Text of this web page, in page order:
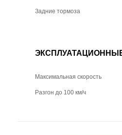
Задние тормоза
Максимальная скорость
Разгон до 100 км/ч